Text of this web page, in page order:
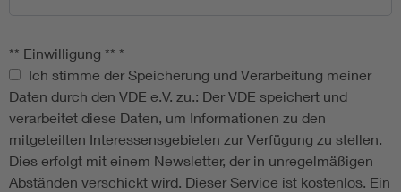
** Einwilligung ** *
** Einwilligung **
Ich stimme der Speicherung und Verarbeitung meiner
Daten durch den VDE e.V. zu.: Der VDE speichert und
verarbeitet diese Daten, um Informationen zu den
mitgeteilten Interessensgebieten zur Verfügung zu stellen.
Dies erfolgt mit einem Newsletter, der in unregelmäßigen
Abständen verschickt wird. Dieser Service ist kostenlos. Ein